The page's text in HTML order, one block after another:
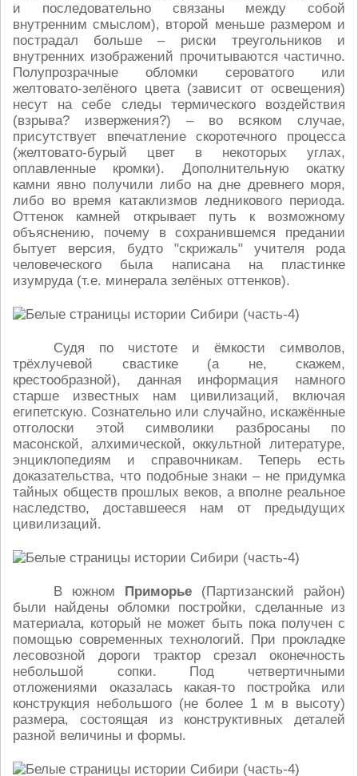
и последовательно связаны между собой
внутренним смыслом), второй меньше размером и
пострадал больше – риски треугольников и
внутренних изображений прочитываются частично.
Полупрозрачные обломки сероватого или
желтовато-зелёного цвета (зависит от освещения)
несут на себе следы термического воздействия
(взрыва? извержения?) – во всяком случае,
присутствует впечатление скоротечного процесса
(желтовато-бурый цвет в некоторых углах,
оплавленные кромки). Дополнительную окатку
камни явно получили либо на дне древнего моря,
либо во время катаклизмов ледникового периода.
Оттенок камней открывает путь к возможному
объяснению, почему в сохранившемся предании
бытует версия, будто "скрижаль" учителя рода
человеческого была написана на пластинке
изумруда (т.е. минерала зелёных оттенков).
Судя по чистоте и ёмкости символов,
трёхлучевой свастике (а не, скажем,
крестообразной), данная информация намного
старше известных нам цивилизаций, включая
египетскую. Сознательно или случайно, искажённые
отголоски этой символики разбросаны по
масонской, алхимической, оккультной литературе,
энциклопедиям и справочникам. Теперь есть
доказательства, что подобные знаки – не придумка
тайных обществ прошлых веков, а вполне реальное
наследство, доставшееся нам от предыдущих
цивилизаций.
В южном Приморье (Партизанский район)
были найдены обломки постройки, сделанные из
материала, который не может быть пока получен с
помощью современных технологий. При прокладке
лесовозной дороги трактор срезал оконечность
небольшой сопки. Под четвертичными
отложениями оказалась какая-то постройка или
конструкция небольшого (не более 1 м в высоту)
размера, состоящая из конструктивных деталей
разной величины и формы.